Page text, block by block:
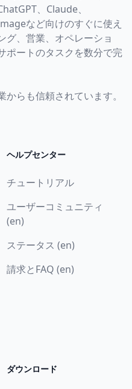
、Claude、
など向けのすぐに使え
グ、営業、オペレーショ
ポートのタスクを数分で完
らも信頼されています。
ヘルプセンター
チュートリアル
ユーザーコミュニティ
(en)
ステータス (en)
請求とFAQ (en)
ダウンロード